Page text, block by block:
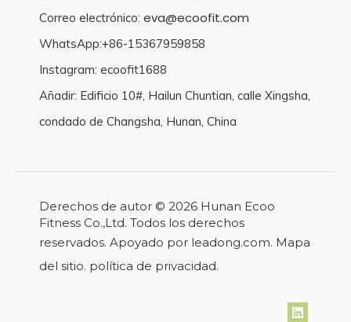
Correo electrónico: eva@ecoofit.com
WhatsApp:+86-15367959858
Instagram: ecoofit1688
Añadir: Edificio 10#, Hailun Chuntian, calle Xingsha,
condado de Changsha, Hunan, China
Derechos de autor © 2026 Hunan Ecoo
Fitness Co.,Ltd. Todos los derechos
reservados. Apoyado por leadong.com. Mapa
del sitio. política de privacidad.